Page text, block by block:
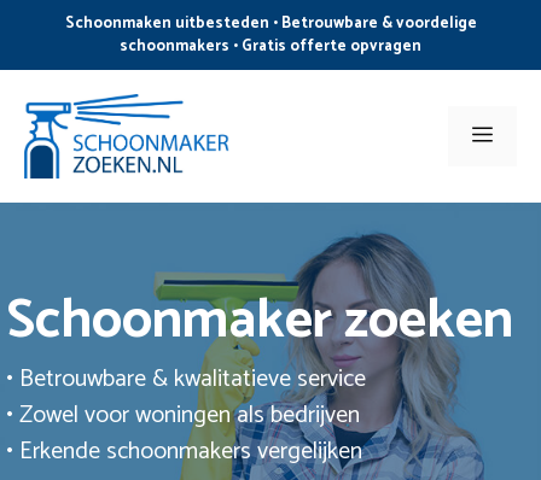
de
inhoud
Schoonmaken uitbesteden • Betrouwbare & voordelige
schoonmakers • Gratis offerte opvragen
Menu
Schoonmaker zoeken
• Betrouwbare & kwalitatieve service
• Zowel voor woningen als bedrijven
• Erkende schoonmakers vergelijken